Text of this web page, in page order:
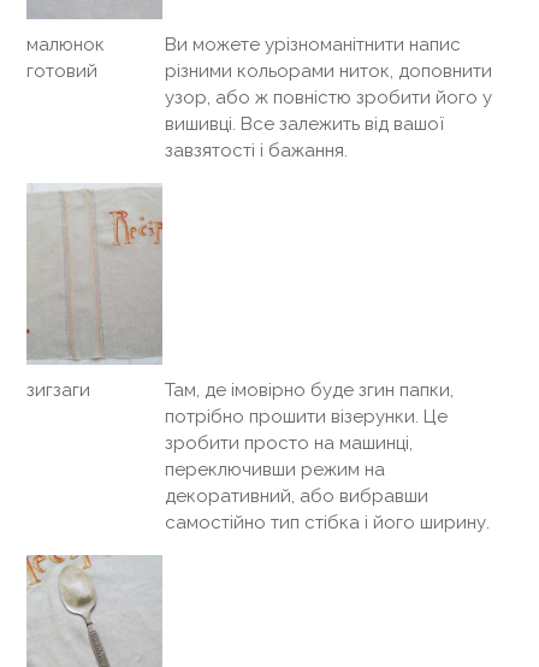
малюнок
готовий
Ви можете урізноманітнити напис
різними кольорами ниток, доповнити
узор, або ж повністю зробити його у
вишивці. Все залежить від вашої
завзятості і бажання.
зигзаги
Там, де імовірно буде згин папки,
потрібно прошити візерунки. Це
зробити просто на машинці,
переключивши режим на
декоративний, або вибравши
самостійно тип стібка і його ширину.